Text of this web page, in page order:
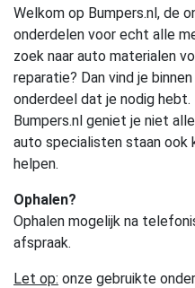
Welkom op Bumpers.nl, de
onderdelen voor echt alle
zoek naar auto materialen
reparatie? Dan vind je
onderdeel dat je nodig
Bumpers.nl geniet je niet
auto specialisten staan ook
helpen.
Ophalen?
Ophalen mogelijk na
afspraak.
Let op: onze gebruikte